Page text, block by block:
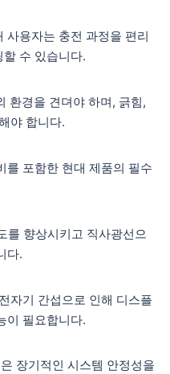
사용자는 충전 과정을 편리
수 있습니다.
환경을 견뎌야 하며, 긁힘,
야 합니다.
를 포함한 현대 제품의 필수
를 향상시키고 직사광선으
다.
자기 간섭으로 인해 디스플
이 필요합니다.
장기적인 시스템 안정성을